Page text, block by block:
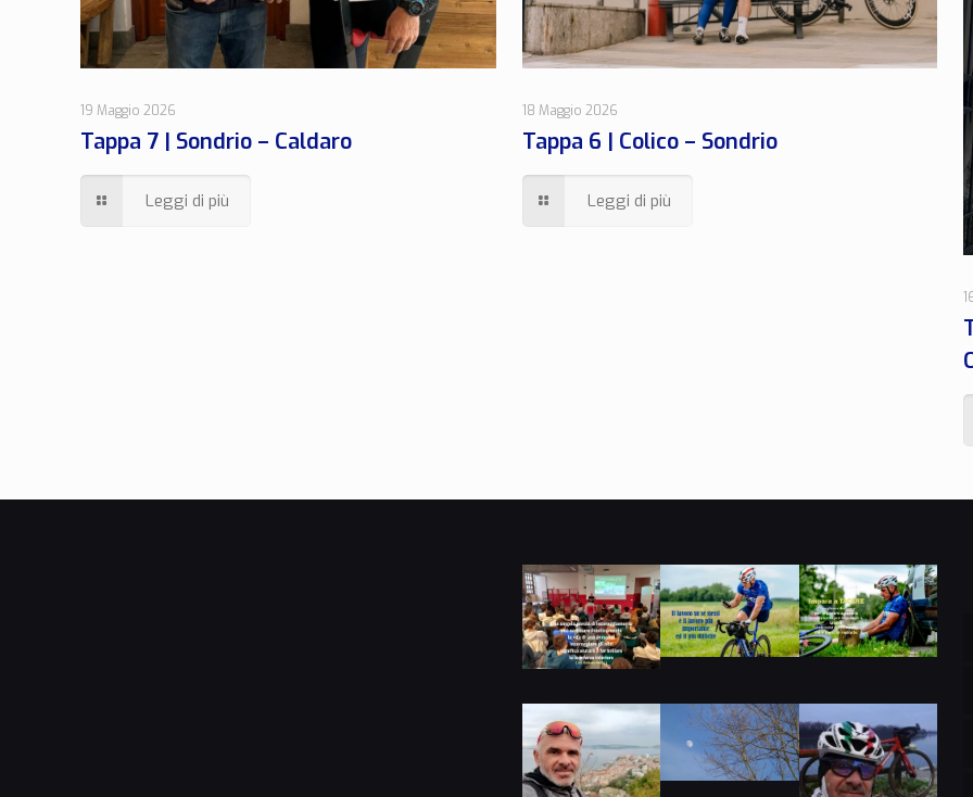
19 Maggio 2026
Tappa 7 | Sondrio – Caldaro
Leggi di più
18 Maggio 2026
Tappa 6 | Colico – Sondrio
Leggi di più